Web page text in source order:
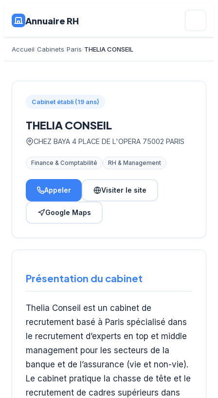
Annuaire RH
Accueil Cabinets Paris THELIA CONSEIL
Cabinet établi (19 ans)
THELIA CONSEIL
CHEZ BAYA 4 PLACE DE L'OPERA 75002 PARIS
Finance & Comptabilité RH & Management
Appeler Visiter le site
Google Maps
Présentation du cabinet
Thelia Conseil est un cabinet de
recrutement basé à Paris spécialisé dans
le recrutement d’experts en top et middle
management pour les secteurs de la
banque et de l’assurance (vie et non-vie).
Le cabinet pratique la chasse de tête et le
recrutement de cadres supérieurs dans